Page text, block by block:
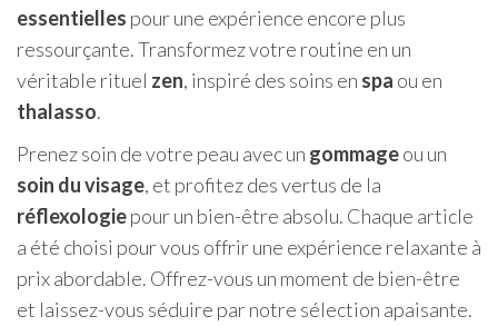
essentielles pour une expérience encore plus
ressourçante. Transformez votre routine en un
véritable rituel zen, inspiré des soins en spa ou en
thalasso.
Prenez soin de votre peau avec un gommageou un
soin du visage, et profitez des vertus de la
réflexologiepour un bien-être absolu. Chaque article
a été choisi pour vous offrir une expérience relaxante à
prix abordable. Offrez-vous un moment de bien-être
et laissez-vous séduire par notre sélection apaisante.